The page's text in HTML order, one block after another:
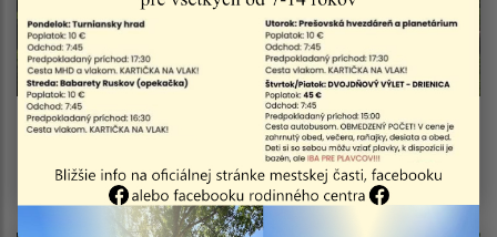
23.07.2026
Denný tábor mestskej časti